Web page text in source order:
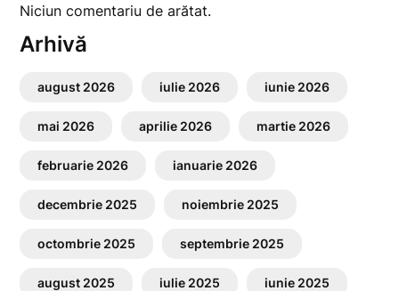
Niciun comentariu de arătat.
Arhivă
august 2026 iulie 2026 iunie 2026
mai 2026 aprilie 2026 martie 2026
februarie 2026 ianuarie 2026
decembrie 2025 noiembrie 2025
octombrie 2025 septembrie 2025
august 2025 iulie 2025 iunie 2025